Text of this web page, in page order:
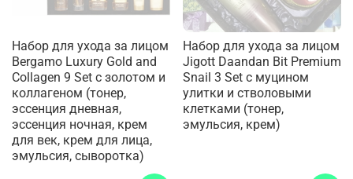
Набор для ухода за лицом
Bergamo Luxury Gold and
Collagen 9 Set с золотом и
коллагеном (тонер,
эссенция дневная,
эссенция ночная, крем
для век, крем для лица,
эмульсия, сыворотка)
Набор для ухода за лицом
Jigott Daandan Bit Premium
Snail 3 Set с муцином
улитки и стволовыми
клетками (тонер,
эмульсия, крем)